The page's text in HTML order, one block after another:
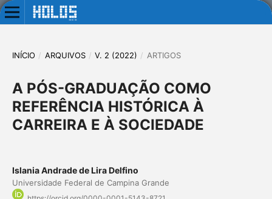
INÍCIO / ARQUIVOS / V. 2 (2022) / ARTIGOS
A PÓS-GRADUAÇÃO COMO
REFERÊNCIA HISTÓRICA À
CARREIRA E À SOCIEDADE
Islania Andrade de Lira Delfino
Universidade Federal de Campina Grande